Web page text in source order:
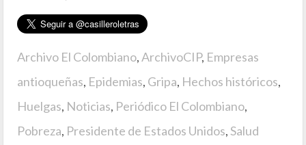
Archivo El Colombiano,ArchivoCIP, Empresas
antioqueñas, Epidemias, Gripa, Hechos históricos,
Huelgas, Noticias, Periódico El Colombiano,
Pobreza, Presidente de Estados Unidos,Salud